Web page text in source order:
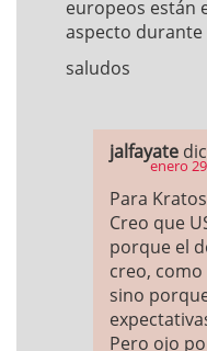
europeos están
aspecto durante
saludos
jalfayate
enero
Para
Creo que
porque el
creo, como
sino
Pero ojo